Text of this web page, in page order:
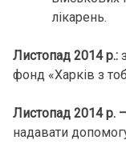
лікарень.
Листопад 2014 р.:
фонд «Харків з
Листопад 2014 р.
надавати